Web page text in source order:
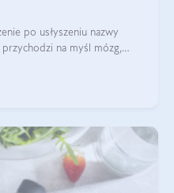
po usłyszeniu nazwy
na myśl mózg,